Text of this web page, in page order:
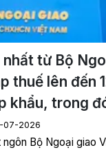
từ Bộ
thuế lên đến
khẩu, trong
07-2026
Bộ Ngoại giao